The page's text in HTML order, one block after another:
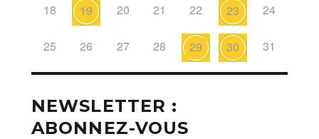
18 19 20 21 22 23 24
25 26 27 28 29 30 31
NEWSLETTER :
ABONNEZ-VOUS